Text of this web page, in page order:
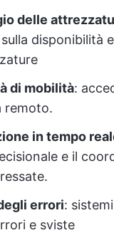
delle
disponibilità
di mobilità:
remoto.
in tempo
e il
errori:
e sviste